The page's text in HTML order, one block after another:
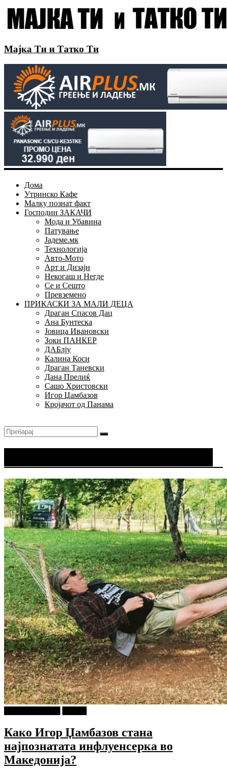
Мајка Ти и Татко Ти
Дома
Утринско Кафе
Малку познат факт
Господин ЗАКАЧИ
Мода и Убавина
Патување
Јадеме.мк
Технологија
Авто-Мото
Арт и Дизајн
Некогаш и Негде
Се и Сешто
Превземено
ПРИКАСКИ ЗА МАЛИ ДЕЦА
Драган Спасов Дац
Ана Бунтеска
Јовица Ивановски
Зоки ПАНКЕР
ДАБлју
Калина Коси
Драган Таневски
Дана Прелиќ
Сашо Христовски
Игор Џамбазов
Кројачот од Панама
Како Игор Џамбазов стана
најпознатата инфлуенсерка во
Македонија?